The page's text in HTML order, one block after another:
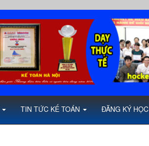
TIN TỨC KẾ TOÁN ĐĂNG KÝ HỌC